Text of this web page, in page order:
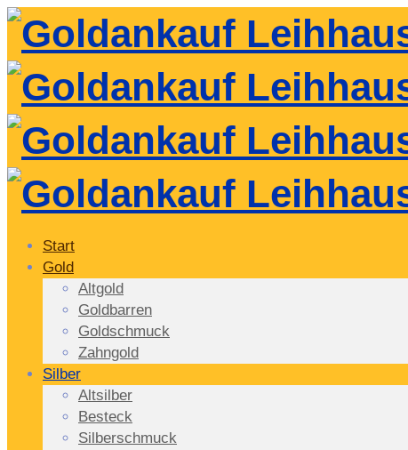
Start
Gold
Altgold
Goldbarren
Goldschmuck
Zahngold
Silber
Altsilber
Besteck
Silberschmuck